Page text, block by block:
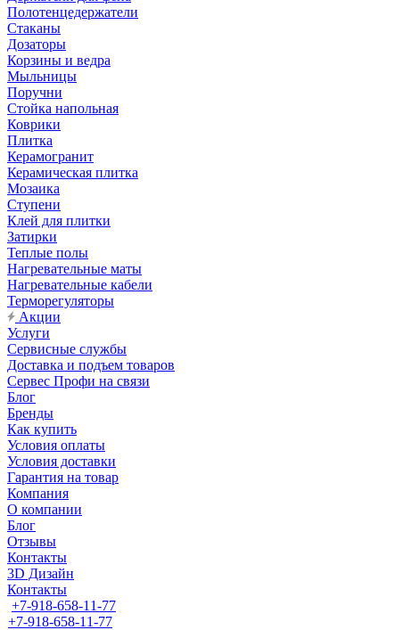
Полотенцедержатели
Стаканы
Дозаторы
Корзины и ведра
Мыльницы
Поручни
Стойка напольная
Коврики
Плитка
Керамогранит
Керамическая плитка
Мозаика
Ступени
Клей для плитки
Затирки
Теплые полы
Нагревательные маты
Нагревательные кабели
Терморегуляторы
Акции
Услуги
Сервисные службы
Доставка и подъем товаров
Сервес Профи на связи
Блог
Бренды
Как купить
Условия оплаты
Условия доставки
Гарантия на товар
Компания
О компании
Блог
Отзывы
Контакты
3D Дизайн
Контакты
+7-918-658-11-77
+7-918-658-11-77